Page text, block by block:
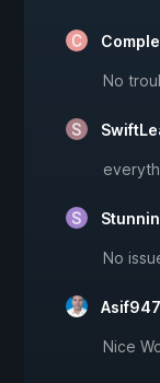
No
No
Asif947
Nice